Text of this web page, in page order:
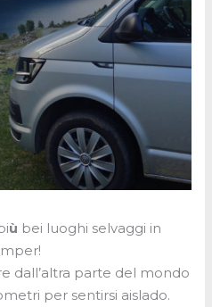
ù bei luoghi selvaggi in
dall’altra parte del mondo
per sentirsi aislado.